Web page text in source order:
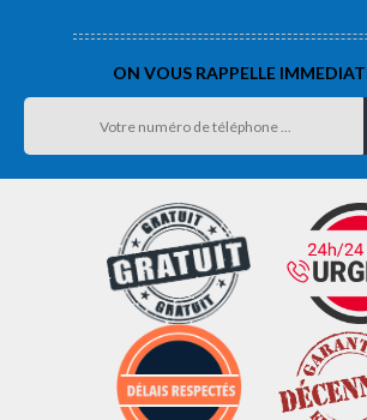
ON VOUS RAPPELLE